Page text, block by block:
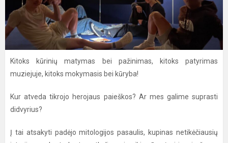
Kitoks kūrinių matymas bei pažinimas, kitoks patyrimas
muziejuje, kitoks mokymasis bei kūryba!
Kur atveda tikrojo herojaus paieškos? Ar mes galime suprasti
didvyrius?
Į tai atsakyti padėjo mitologijos pasaulis, kupinas netikėčiausių